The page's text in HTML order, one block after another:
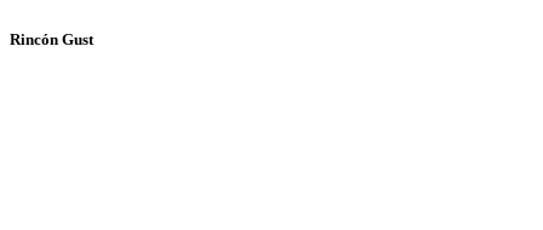
Rincón Gust